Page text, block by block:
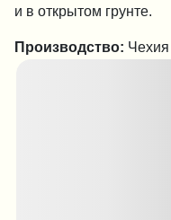
и в открытом грунте.
Производство: Чехия